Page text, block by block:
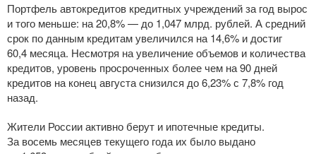
Портфель автокредитов кредитных учреждений за год вырос
и того меньше: на 20,8% — до 1,047 млрд. рублей. А средний
срок по данным кредитам увеличился на 14,6% и достиг
60,4 месяца. Несмотря на увеличение объемов и количества
кредитов, уровень просроченных более чем на 90 дней
кредитов на конец августа снизился до 6,23% с 7,8% год
назад.
Жители России активно берут и ипотечные кредиты.
За восемь месяцев текущего года их было выдано